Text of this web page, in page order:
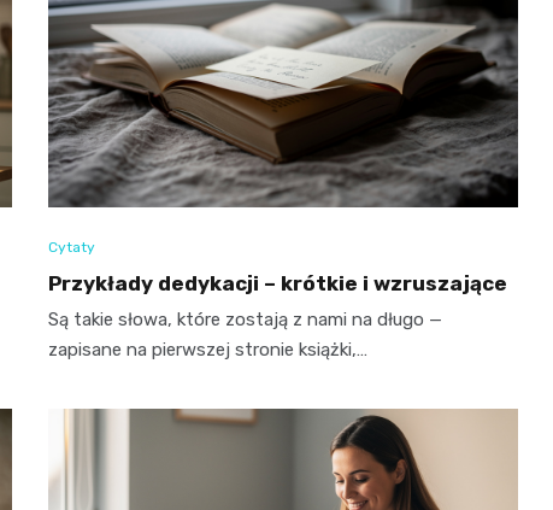
Cytaty
Przykłady dedykacji – krótkie i wzruszające
Są takie słowa, które zostają z nami na długo —
zapisane na pierwszej stronie książki,…